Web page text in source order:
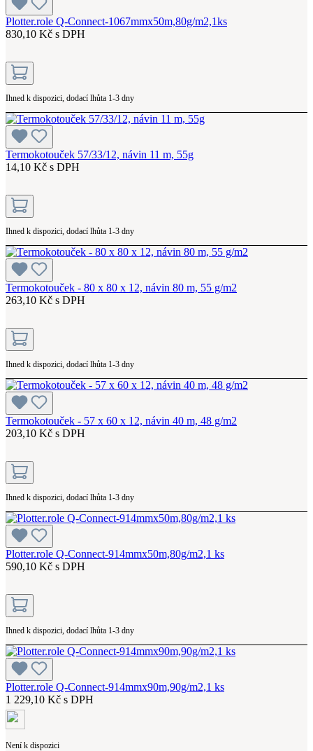
Plotter.role Q-Connect-1067mmx50m,80g/m2,1ks
830,10 Kč s DPH
Ihned k dispozici, dodací lhůta 1-3 dny
Termokotouček 57/33/12, návin 11 m, 55g
14,10 Kč s DPH
Ihned k dispozici, dodací lhůta 1-3 dny
Termokotouček - 80 x 80 x 12, návin 80 m, 55 g/m2
263,10 Kč s DPH
Ihned k dispozici, dodací lhůta 1-3 dny
Termokotouček - 57 x 60 x 12, návin 40 m, 48 g/m2
203,10 Kč s DPH
Ihned k dispozici, dodací lhůta 1-3 dny
Plotter.role Q-Connect-914mmx50m,80g/m2,1 ks
590,10 Kč s DPH
Ihned k dispozici, dodací lhůta 1-3 dny
Plotter.role Q-Connect-914mmx90m,90g/m2,1 ks
1 229,10 Kč s DPH
Není k dispozici